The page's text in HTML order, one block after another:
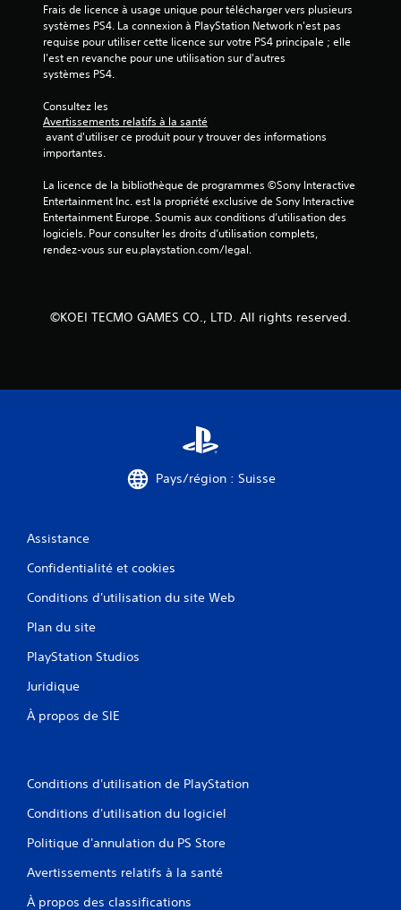
a
)
Frais de licence à usage unique pour télécharger vers plusieurs
systèmes PS4. La connexion à PlayStation Network n'est pas
requise pour utiliser cette licence sur votre PS4 principale ; elle
l'est en revanche pour une utilisation sur d'autres
systèmes PS4.
Consultez les
Avertissements relatifs à la santé
importantes.
La licence de la bibliothèque de programmes ©Sony Interactive
Entertainment Inc. est la propriété exclusive de Sony Interactive
Entertainment Europe. Soumis aux conditions d’utilisation des
logiciels. Pour consulter les droits d’utilisation complets,
rendez-vous sur eu.playstation.com/legal.
©KOEI TECMO GAMES CO., LTD. All rights reserved.
Pays/région : Suisse
Assistance
Confidentialité et cookies
Conditions d'utilisation du site Web
Plan du site
PlayStation Studios
Juridique
À propos de SIE
Conditions d'utilisation de PlayStation
Conditions d'utilisation du logiciel
Politique d'annulation du PS Store
Avertissements relatifs à la santé
À propos des classifications